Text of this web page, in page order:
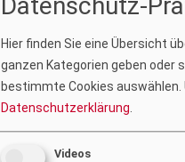
Hier finden Sie eine Übersicht
ganzen Kategorien geben oder
bestimmte Cookies auswählen.
Datenschutzerklärung.
Videos